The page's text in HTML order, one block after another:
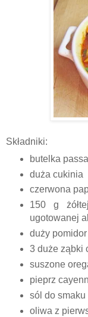
Składniki:
butelka
duża cukinia
czerwona
150 g
ugotowanej
duży
3 duże ząbki
suszone
pieprz
sól do smaku
oliwa z